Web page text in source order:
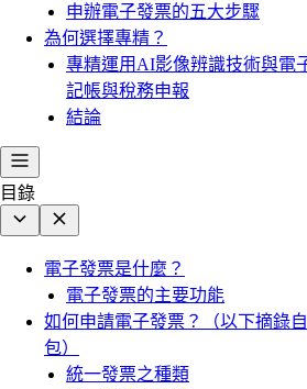
申辦電子發票的五大步驟
為何選擇專精？
專精運用AI影像辨識技術與電
記帳與稅務申報
結論
目錄
電子發票是什麼？
電子發票的主要功能
如何申請電子發票？（以下摘錄
包）
統一發票之種類